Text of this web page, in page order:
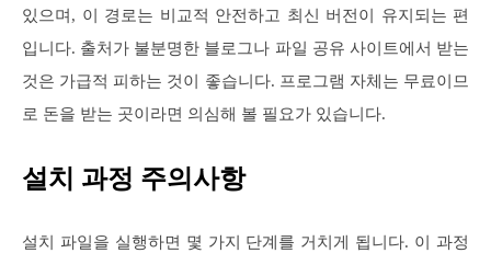
있으며, 이 경로는 비교적 안전하고 최신 버전이 유지되는 편
입니다. 출처가 불분명한 블로그나 파일 공유 사이트에서 받는
것은 가급적 피하는 것이 좋습니다. 프로그램 자체는 무료이므
로 돈을 받는 곳이라면 의심해 볼 필요가 있습니다.
설치 과정 주의사항
설치 파일을 실행하면 몇 가지 단계를 거치게 됩니다. 이 과정